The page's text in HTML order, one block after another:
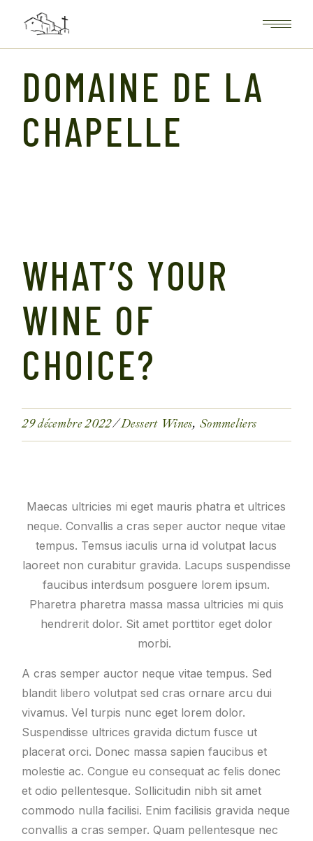
DOMAINE DE LA
CHAPELLE
WHAT’S YOUR
WINE OF
CHOICE?
29 décembre 2022 Dessert Wines Sommeliers
Maecas ultricies mi eget mauris phatra et ultrices
neque. Convallis a cras seper auctor neque vitae
tempus. Temsus iaculis urna id volutpat lacus
laoreet non curabitur gravida. Lacups suspendisse
faucibus interdsum posguere lorem ipsum.
Pharetra pharetra massa massa ultricies mi quis
hendrerit dolor. Sit amet porttitor eget dolor
morbi.
A cras semper auctor neque vitae tempus. Sed
blandit libero volutpat sed cras ornare arcu dui
vivamus. Vel turpis nunc eget lorem dolor.
Suspendisse ultrices gravida dictum fusce ut
placerat orci. Donec massa sapien faucibus et
molestie ac. Congue eu consequat ac felis donec
et odio pellentesque. Sollicitudin nibh sit amet
commodo nulla facilisi. Enim facilisis gravida neque
convallis a cras semper. Quam pellentesque nec